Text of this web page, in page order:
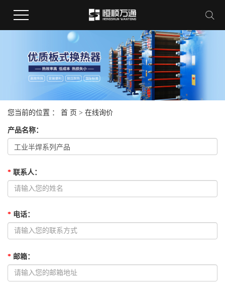
您当前的位置 ： 首 页 > 在线询价
产品名称：
* 联系人：
* 电话：
* 邮箱：